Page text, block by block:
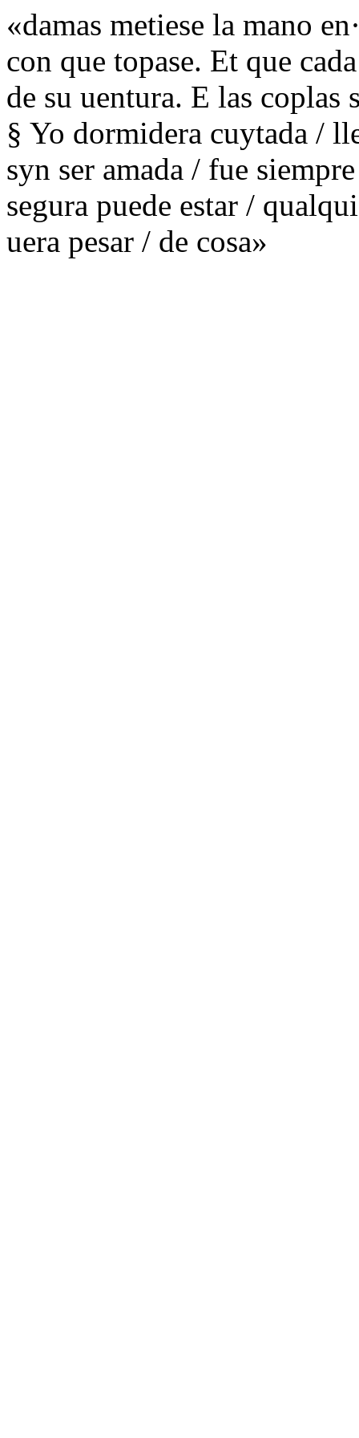
«damas metiese la mano
con que topase. Et que
de su uentura. E las coplas
§ Yo dormidera cuytada /
syn ser amada / fue
segura puede estar /
uera pesar / de cosa»